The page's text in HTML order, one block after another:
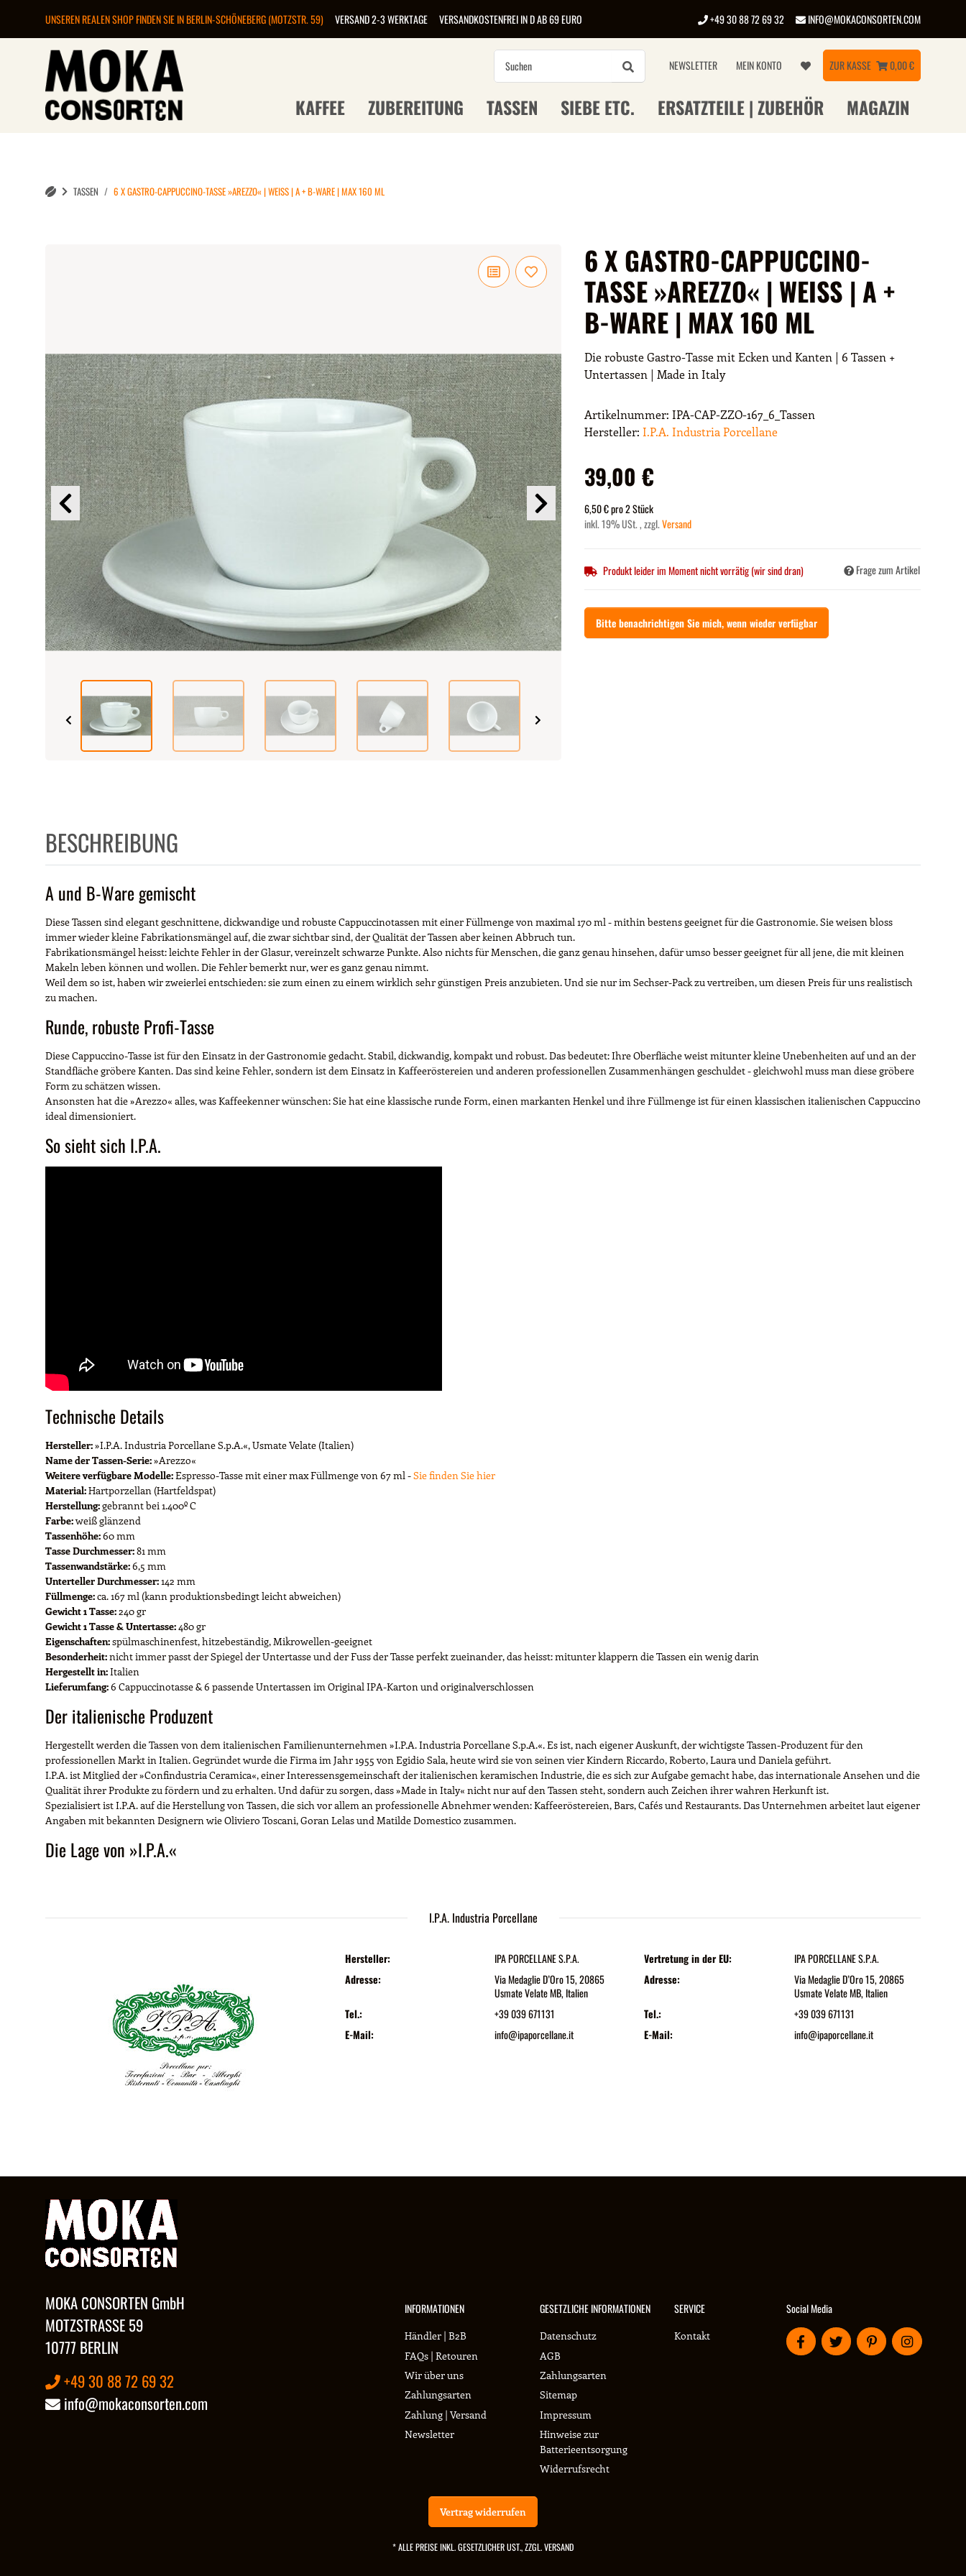
UNSEREN REALEN SHOP FINDEN SIE IN BERLIN-SCHÖNEBERG (MOTZSTR. 59) VERSAND 2-3 WERKTAGE VERSANDKOSTENFREI IN D AB 69 EURO +49 30 88 72 69 32 INFO@MOKACONSORTEN.COM
NEWSLETTER MEIN KONTO ZUR KASSE 0,00 €
KAFFEE ZUBEREITUNG TASSEN SIEBE ETC. ERSATZTEILE | ZUBEHÖR MAGAZIN
TASSEN 6 X GASTRO-CAPPUCCINO-TASSE »AREZZO« | WEISS | A + B-WARE | MAX 160 ML
6 X GASTRO-CAPPUCCINO-
TASSE »AREZZO« | WEISS | A +
B-WARE | MAX 160 ML
Die robuste Gastro-Tasse mit Ecken und Kanten | 6 Tassen +
Untertassen | Made in Italy
Artikelnummer: IPA-CAP-ZZO-167_6_Tassen
Hersteller: I.P.A. Industria Porcellane
39,00 €
6,50 € pro 2 Stück
inkl. 19% USt. , zzgl.Versand
Produkt leider im Moment nicht vorrätig (wir sind dran) Frage zum Artikel
Bitte benachrichtigen Sie mich, wenn wieder verfügbar
BESCHREIBUNG
A und B-Ware gemischt
Diese Tassen sind elegant geschnittene, dickwandige und robuste Cappuccinotassen mit einer Füllmenge von maximal 170 ml - mithin bestens geeignet für die Gastronomie. Sie weisen bloss
immer wieder kleine Fabrikationsmängel auf, die zwar sichtbar sind, der Qualität der Tassen aber keinen Abbruch tun.
Fabrikationsmängel heisst: leichte Fehler in der Glasur, vereinzelt schwarze Punkte. Also nichts für Menschen, die ganz genau hinsehen, dafür umso besser geeignet für all jene, die mit kleinen
Makeln leben können und wollen. Die Fehler bemerkt nur, wer es ganz genau nimmt.
Weil dem so ist, haben wir zweierlei entschieden: sie zum einen zu einem wirklich sehr günstigen Preis anzubieten. Und sie nur im Sechser-Pack zu vertreiben, um diesen Preis für uns realistisch
zu machen.
Runde, robuste Profi-Tasse
Diese Cappuccino-Tasse ist für den Einsatz in der Gastronomie gedacht. Stabil, dickwandig, kompakt und robust. Das bedeutet: Ihre Oberfläche weist mitunter kleine Unebenheiten auf und an der
Standfläche gröbere Kanten. Das sind keine Fehler, sondern ist dem Einsatz in Kaffeeröstereien und anderen professionellen Zusammenhängen geschuldet - gleichwohl muss man diese gröbere
Form zu schätzen wissen.
Ansonsten hat die »Arezzo« alles, was Kaffeekenner wünschen: Sie hat eine klassische runde Form, einen markanten Henkel und ihre Füllmenge ist für einen klassischen italienischen Cappuccino
ideal dimensioniert.
So sieht sich I.P.A.
Technische Details
Hersteller:»I.P.A. Industria Porcellane S.p.A.«, Usmate Velate (Italien)
Name der Tassen-Serie:»Arezzo«
Weitere verfügbare Modelle:Espresso-Tasse mit einer max Füllmenge von 67 ml -Sie finden Sie hier
Material:Hartporzellan (Hartfeldspat)
Herstellung:gebrannt bei 1.400º C
Farbe:weiß glänzend
Tassenhöhe:60 mm
Tasse Durchmesser:81 mm
Tassenwandstärke:6,5 mm
Unterteller Durchmesser:142 mm
Füllmenge:ca. 167 ml (kann produktionsbedingt leicht abweichen)
Gewicht 1 Tasse:240 gr
Gewicht 1 Tasse & Untertasse:480 gr
Eigenschaften:spülmaschinenfest, hitzebeständig, Mikrowellen-geeignet
Besonderheit:nicht immer passt der Spiegel der Untertasse und der Fuss der Tasse perfekt zueinander, das heisst: mitunter klappern die Tassen ein wenig darin
Hergestellt in:Italien
Lieferumfang:6 Cappuccinotasse & 6 passende Untertassen im Original IPA-Karton und originalverschlossen
Der italienische Produzent
Hergestellt werden die Tassen von dem italienischen Familienunternehmen »I.P.A. Industria Porcellane S.p.A.«. Es ist, nach eigener Auskunft, der wichtigste Tassen-Produzent für den
professionellen Markt in Italien. Gegründet wurde die Firma im Jahr 1955 von Egidio Sala, heute wird sie von seinen vier Kindern Riccardo, Roberto, Laura und Daniela geführt.
I.P.A. ist Mitglied der »Confindustria Ceramica«, einer Interessensgemeinschaft der italienischen keramischen Industrie, die es sich zur Aufgabe gemacht habe, das internationale Ansehen und die
Qualität ihrer Produkte zu fördern und zu erhalten. Und dafür zu sorgen, dass »Made in Italy« nicht nur auf den Tassen steht, sondern auch Zeichen ihrer wahren Herkunft ist.
Spezialisiert ist I.P.A. auf die Herstellung von Tassen, die sich vor allem an professionelle Abnehmer wenden: Kaffeeröstereien, Bars, Cafés und Restaurants. Das Unternehmen arbeitet laut eigener
Angaben mit bekannten Designern wie Oliviero Toscani, Goran Lelas und Matilde Domestico zusammen.
Die Lage von »I.P.A.«
I.P.A. Industria Porcellane
Hersteller:
IPA PORCELLANE S.P.A.
Adresse:
Via Medaglie D’Oro 15, 20865
Usmate Velate MB, Italien
Tel.:
+39 039 671131
E-Mail:
info@ipaporcellane.it
Vertretung in der EU:
IPA PORCELLANE S.P.A.
Adresse:
Via Medaglie D’Oro 15, 20865
Usmate Velate MB, Italien
Tel.:
+39 039 671131
E-Mail:
info@ipaporcellane.it
MOKA CONSORTEN GmbH
MOTZSTRASSE 59
10777 BERLIN
+49 30 88 72 69 32
info@mokaconsorten.com
INFORMATIONEN
Händler | B2B
FAQs | Retouren
Wir über uns
Zahlungsarten
Zahlung | Versand
Newsletter
GESETZLICHE INFORMATIONEN
Datenschutz
AGB
Zahlungsarten
Sitemap
Impressum
Hinweise zur
Batterieentsorgung
Widerrufsrecht
SERVICE
Kontakt
Social Media
Vertrag widerrufen
* ALLE PREISE INKL. GESETZLICHER UST., ZZGL.VERSAND